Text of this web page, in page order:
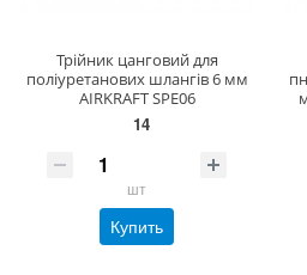
Трійник цанговий для
поліуретанових шлангів 6 мм
AIRKRAFT SPE06
14
шт
Купить